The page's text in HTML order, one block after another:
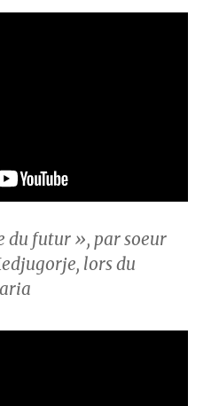
du futur », par soeur
lors du